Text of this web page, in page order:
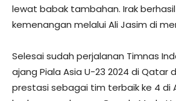
lewat babak tambahan. Irak
kemenangan melalui Ali Jasim di
Selesai sudah perjalanan Timnas
ajang Piala Asia U-23 2024 di Qatar
prestasi sebagai tim terbaik ke 4 di